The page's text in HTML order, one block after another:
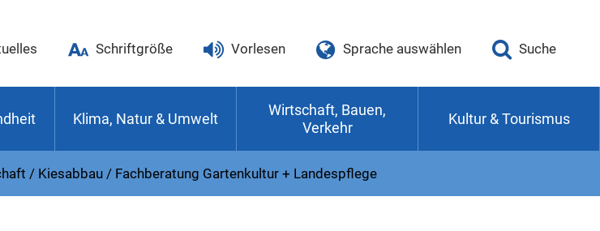
Schriftgröße Vorlesen Sprache auswählen Suche
Klima, Natur & Umwelt
Wirtschaft, Bauen,
Verkehr
Kultur & Tourismus
/ Kiesabbau / Fachberatung Gartenkultur + Landespflege